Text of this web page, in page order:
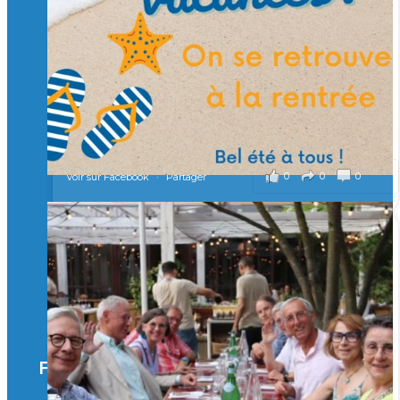
Merci à tous !
🎯 Taxe d’apprentissage 2026 : avec l'Isep, investissez pour
un numérique au service de l'humain !
À l’Isep, nous formons des ingénieurs, des bachelors, des
Mastères Spécialisés, qui allient excellence technologique et
valeurs humaines, au cœur de notre pro
...Voir plus
il y a 2 mois
0 0 0
Voir sur Facebook · Partager
🚀Afterwork à Genève 🚀
🥳 Le 22 avril dernier, 14 Alumni vivant / travaillant
en Suisse ont partagé un moment convivial de
retrouvailles et d'échanges !
Merci à tous pour votre présence et à Alexandre
CHEA pour l'organisation !
il y a 3 mois
Facebook